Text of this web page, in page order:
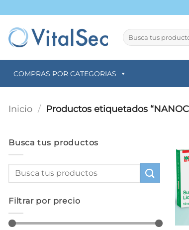
al
contenido
Buscar
por:
COMPRAS POR CATEGORIAS
Inicio / Productos etiquetados
Busca tus productos
Filtrar por precio